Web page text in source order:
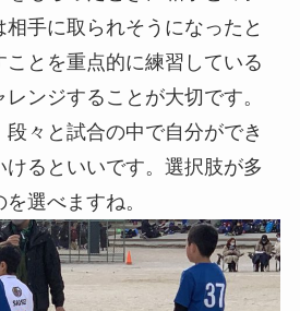
手に取られそうになったと
ことを重点的に練習している
ンジすることが大切です。
段々と試合の中で自分ができ
けるといいです。選択肢が多
選べますね。